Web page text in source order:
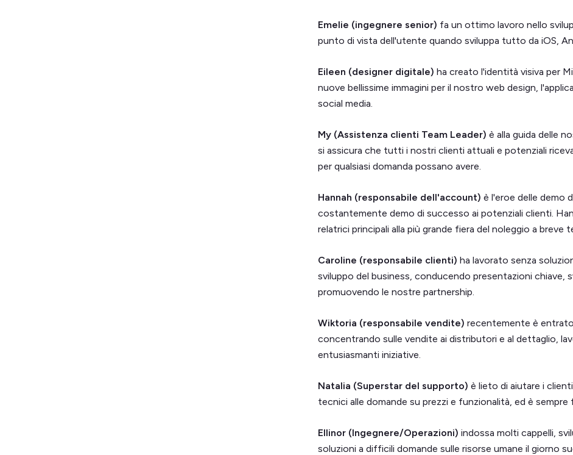
Emelie (ingegnere senior) fa un ottimo lavoro nello
punto di vista dell'utente quando sviluppa tutto da iOS,
Eileen (designer digitale) ha creato l'identità visiva per
nuove bellissime immagini per il nostro web design,
social media.
My (Assistenza clienti Team Leader) è alla guida delle
si assicura che tutti i nostri clienti attuali e potenziali
per qualsiasi domanda possano avere.
Hannah (responsabile dell'account) è l'eroe delle demo
costantemente demo di successo ai potenziali clienti.
relatrici principali alla più grande fiera del noleggio a breve
Caroline (responsabile clienti) ha lavorato senza
sviluppo del business, conducendo presentazioni chiave,
promuovendo le nostre partnership.
Wiktoria (responsabile vendite) recentemente è
concentrando sulle vendite ai distributori e al dettaglio,
entusiasmanti iniziative.
Natalia (Superstar del supporto) è lieto di aiutare i
tecnici alle domande su prezzi e funzionalità, ed è
Ellinor (Ingegnere/Operazioni) indossa molti cappelli,
soluzioni a difficili domande sulle risorse umane il giorno